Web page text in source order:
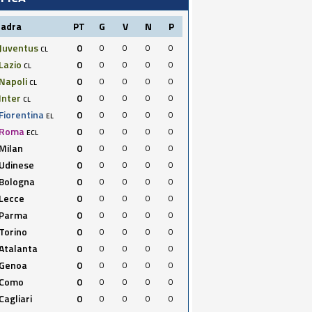
PT G V N P
Juventus CL 0 0 0 0
0
Lazio CL 0 0 0 0
0
Napoli CL 0 0 0 0
0
Inter CL 0 0 0 0
0
Fiorentina EL 0 0 0 0
0
Roma ECL 0 0 0 0
0
Milan 0 0 0 0
0
Udinese 0 0 0 0
0
Bologna 0 0 0 0
0
Lecce 0 0 0 0
0
Parma 0 0 0 0
0
Torino 0 0 0 0
0
0 0 0 0
0
Genoa 0 0 0 0
0
Como 0 0 0 0
0
Cagliari 0 0 0 0
0